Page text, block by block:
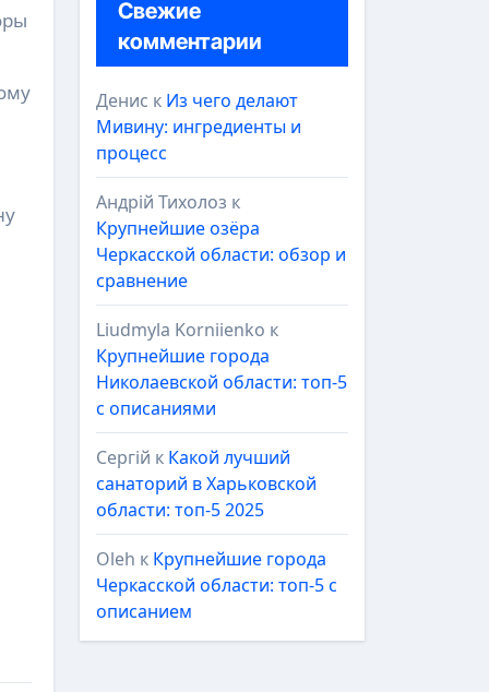
Свежие
комментарии
Денис к Из чего делают
Мивину: ингредиенты и
процесс
Андрій Тихолоз к
Крупнейшие озёра
Черкасской области: обзор и
сравнение
Liudmyla Korniienko к
Крупнейшие города
Николаевской области: топ-5
с описаниями
Сергій к Какой лучший
санаторий в Харьковской
области: топ-5 2025
Oleh к Крупнейшие города
Черкасской области: топ-5 с
описанием